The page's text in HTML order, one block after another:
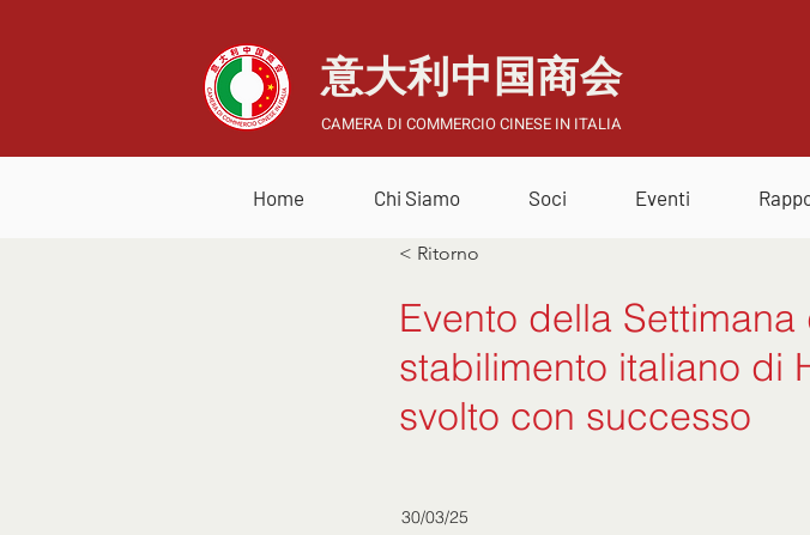
意大利中国商会
CAMERA DI COMMERCIO CINESE IN ITALIA
Home Chi Siamo Soci Eventi
< Ritorno
Evento della
stabilimento italiano di
svolto con successo
30/03/25